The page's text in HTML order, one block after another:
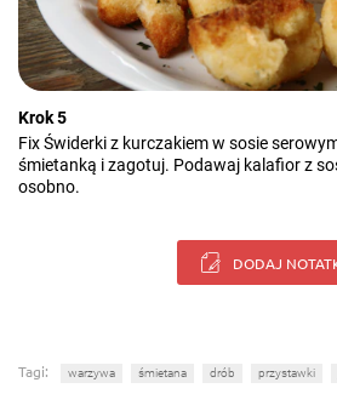
Krok 5
Fix Świderki z kurczakiem w sosie
śmietanką i zagotuj. Podawaj kalafior z
osobno.
DODAJ
Tagi: warzywa śmietana drób przystawki